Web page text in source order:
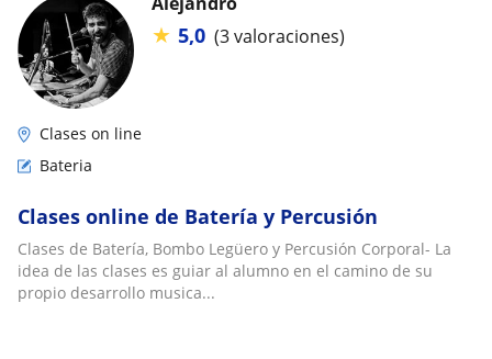
★ 5,0 (3 valoraciones)
Clases on line
Bateria
Clases online de Batería y Percusión
Clases de Batería, Bombo Legüero y Percusión Corporal- La
idea de las clases es guiar al alumno en el camino de su
propio desarrollo musica...